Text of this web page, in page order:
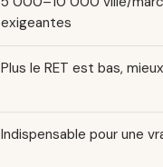
exigeantes
Plus le RET est bas,
Indispensable pour une